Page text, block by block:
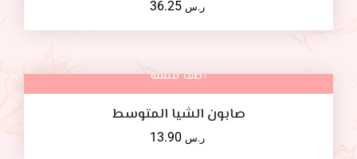
ر.س
أضف للسلة
صابون الشيا المتوسط
ر.س